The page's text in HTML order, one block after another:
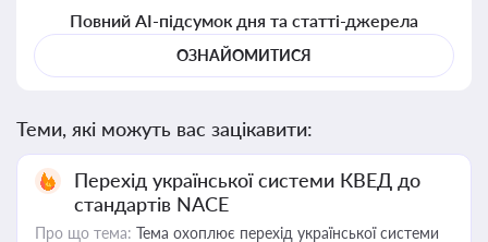
Повний AI-підсумок дня та статті-джерела
ОЗНАЙОМИТИСЯ
Теми, які можуть вас зацікавити:
Перехід української системи КВЕД до
стандартів NACE
Про що тема: Тема охоплює перехід української системи